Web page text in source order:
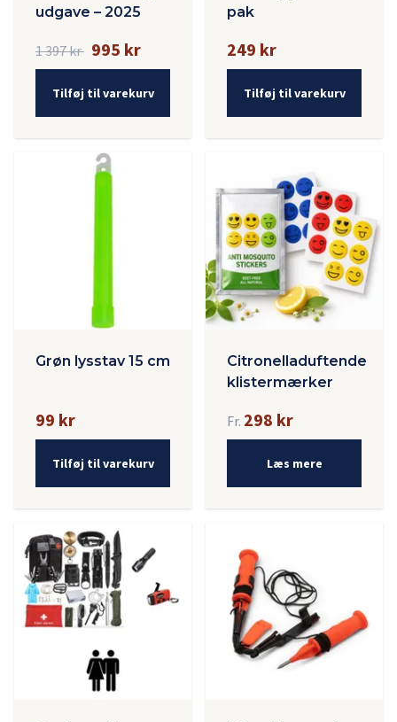
udgave – 2025
1 397 kr 995 kr
Tilføj til varekurv
pak
249 kr
Tilføj til varekurv
Grøn lysstav 15 cm
99 kr
Tilføj til varekurv
Citronelladuftende
klistermærker
Fr. 298 kr
Læs mere